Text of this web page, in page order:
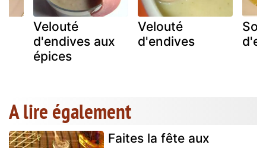
Velouté
d'endives aux
épices
Velouté
d'endives
A lire également
Faites la fête aux